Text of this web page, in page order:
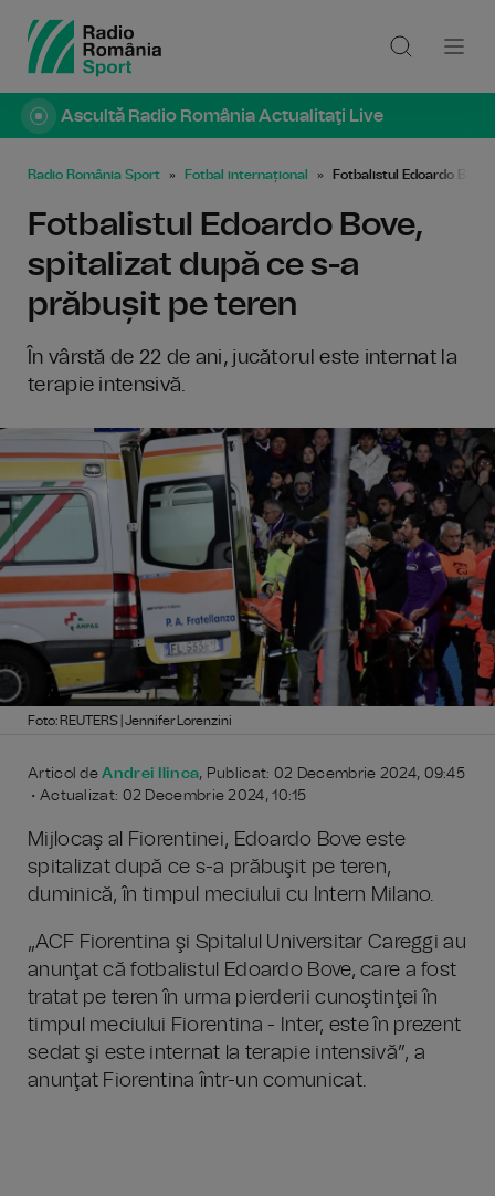
Ascultă Radio România Actualitaţi Live
Radio România Sport Fotbal internațional Fotbalistul Edoardo
Fotbalistul Edoardo Bove,
spitalizat după ce s-a
prăbușit pe teren
În vârstă de 22 de ani, jucătorul este internat la
terapie intensivă.
Foto: REUTERS | Jennifer Lorenzini
Articol deAndrei Ilinca, Publicat: 02 Decembrie 2024, 09:45
• Actualizat: 02 Decembrie 2024, 10:15
Mijlocaş al Fiorentinei, Edoardo Bove este
spitalizat după ce s-a prăbuşit pe teren,
duminică, în timpul meciului cu Intern Milano.
„ACF Fiorentina şi Spitalul Universitar Careggi au
anunţat că fotbalistul Edoardo Bove, care a fost
tratat pe teren în urma pierderii cunoştinţei în
timpul meciului Fiorentina - Inter, este în prezent
sedat şi este internat la terapie intensivă”, a
anunţat Fiorentina într-un comunicat.